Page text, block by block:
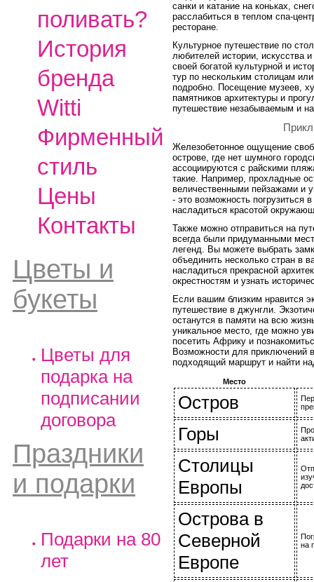
поливать?
История
бренда
Witti
Фирменный
стиль
Цены
Контакты
Цветы и
букеты
Цветы для
подарка на
подписании
договора
Праздники
и подарки
Подарки на 80
лет
санки и катание на коньках,
расслабиться в теплом спа-
ресторане.
Культурное путешествие по
любителей истории, искусства
своей богатой культурной и
тур по нескольким столицам
подробно. Посещение музеев,
памятников архитектуры и
путешествие незабываемым и
Железобетонное ощущение
острове, где нет шумного
ассоциируются с райскими
такие. Например, прохладные
величественными пейзажами и
- это возможность погрузиться
насладиться красотой
Также можно отправиться на
всегда были придуманными
легенд. Вы можете выбрать
объединить несколько стран в
насладиться прекрасной
окрестностям и узнать
Если вашим близким нравится
путешествие в джунгли.
останутся в памяти на всю
уникальное место, где можно
посетить Африку и
Возможности для приключений
подходящий маршрут и найти
Место
Остров
Горы
Столицы
Европы
Острова в
Северной
Европе
на